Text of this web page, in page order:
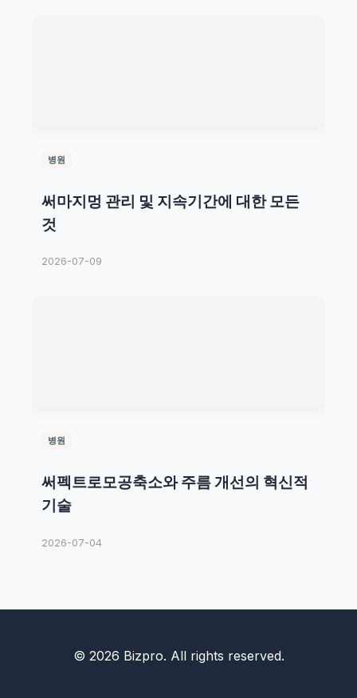
병원
써마지멍 관리 및 지속기간에 대한 모든
것
2026-07-09
병원
써펙트로모공축소와 주름 개선의 혁신적
기술
2026-07-04
© 2026 Bizpro. All rights reserved.